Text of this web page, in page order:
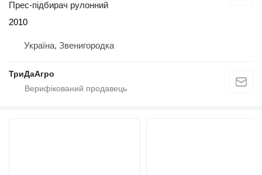
Прес-підбирач рулонний
2010
Україна, Звенигородка
ТриДаАгро